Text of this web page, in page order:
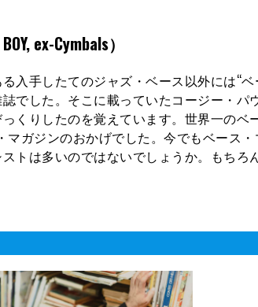
ex-Cymbals）
入手したてのジャズ・ベース以外には“
でした。そこに載っていたコージー・パ
くりしたのを覚えています。世界一のベ
ガジンのおかげでした。今でもベース
トは多いのではないでしょうか。もちろ